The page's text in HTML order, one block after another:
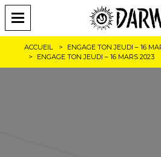
ACCUEIL
ENGAGE TON JEUDI – 16
ENGAGE TON JEUDI – 16 MARS 2023